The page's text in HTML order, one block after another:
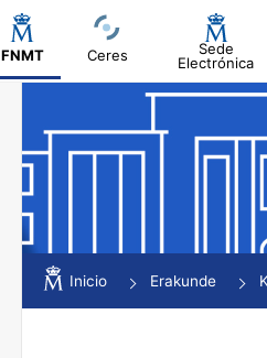
FNMT Ceres
Sede
Electrónica
Erakutsi/Ezkutatu
Erakutsi/Ezkutatu
Inicio Erakunde